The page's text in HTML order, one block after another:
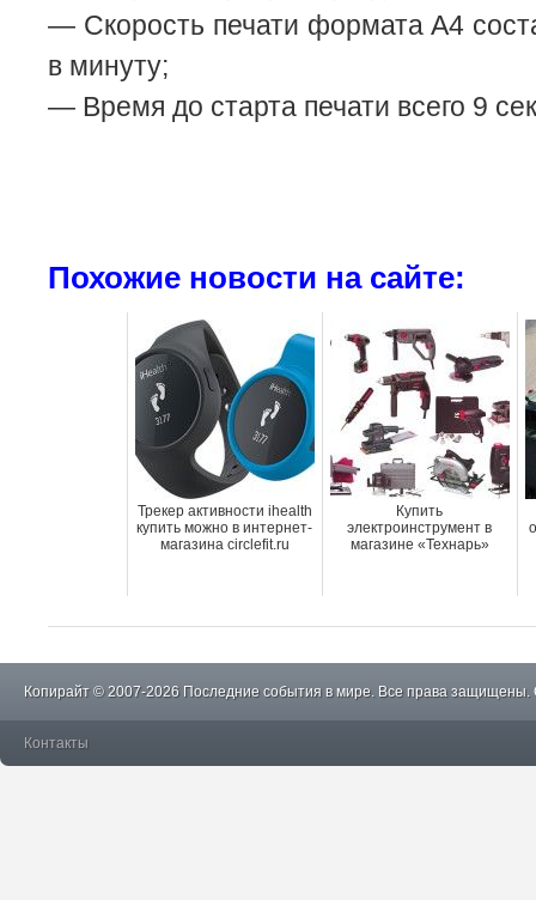
— Скорость печати формата А4
в минуту;
— Время до старта печати всего 9
Похожие новости на сайте:
Трекер активности ihealth
купить можно в интернет-
магазина circlefit.ru
Купить
электроинструмент в
магазине «Технарь»
Копирайт © 2007-2026 Последние события в мире. Все права защищены.
Контакты